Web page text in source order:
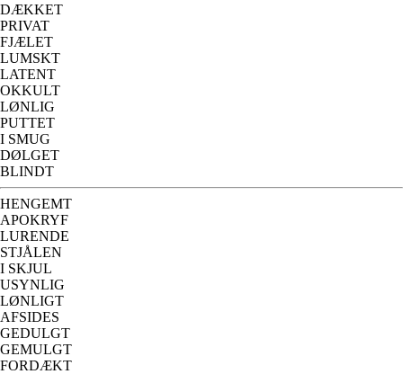
DÆKKET
PRIVAT
FJÆLET
LUMSKT
LATENT
OKKULT
LØNLIG
PUTTET
I SMUG
DØLGET
BLINDT
HENGEMT
APOKRYF
LURENDE
STJÅLEN
I SKJUL
USYNLIG
LØNLIGT
AFSIDES
GEDULGT
GEMULGT
FORDÆKT